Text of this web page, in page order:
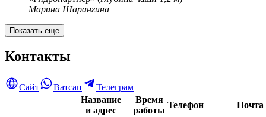
Марина Шарангина
Показать еще
Контакты
Сайт Ватсап
Телеграм
Название
и адрес
Время
работы
Телефон
Почта